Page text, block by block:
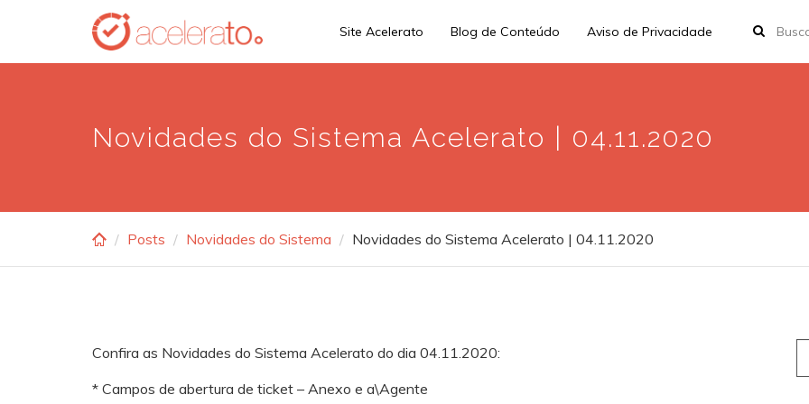
main
Site Acelerato Blog de Conteúdo Aviso de Privacidade
Novidades do Sistema Acelerato | 04.11.2020
Posts Novidades do Sistema Novidades do Sistema Acelerato | 04.11.2020
Confira as Novidades do Sistema Acelerato do dia 04.11.2020:
* Campos de abertura de ticket – Anexo e a\Agente